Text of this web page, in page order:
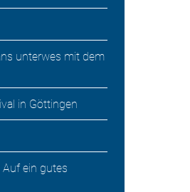
unterwes mit dem
in Göttingen
Auf ein gutes